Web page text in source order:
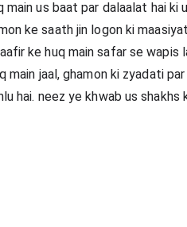
main us baat par dalaalat hai ki
ke saath jin logon ki
ke huq main safar se wapis
main jaal, ghamon ki zyadati
hai. neez ye khwab us shakhs